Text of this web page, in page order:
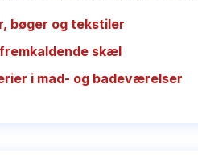
bøger og tekstiler
skæl
i mad- og badeværelser